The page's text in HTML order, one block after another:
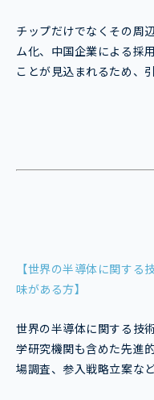
チップだけでなくその周
ム化、中国企業による採
ことが見込まれるため、
【世界の半導体に関する
味がある方】
世界の半導体に関する技
学研究機関も含めた先進
場調査、参入戦略立案な